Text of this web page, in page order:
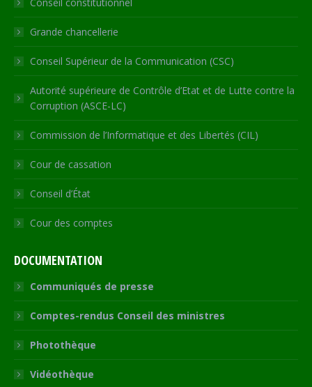
windowwindowwindowwindow
new
Conseil constitutionnel
Grande chancellerie
Conseil Supérieur de la Communication (CSC)
Autorité supérieure de Contrôle d’Etat et de Lutte contre la
Corruption (ASCE-LC)
Commission de l’Informatique et des Libertés (CIL)
Cour de cassation
Conseil d’État
Cour des comptes
DOCUMENTATION
Communiqués de presse
Comptes-rendus Conseil des ministres
Photothèque
Vidéothèque